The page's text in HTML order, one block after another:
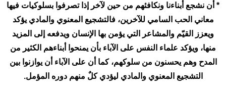
* أن نشجع أبناءنا ونكافئهم من حين لآخر إذا تصرفوا بسلوكيات فيها
معاني الحب السامي للآخرين، فالتشجيع المعنوي والمادي يؤكد
ويعزز القيّم والمشاعر التي يؤمن بها الإنسان ويدفعه إلى المزيد
منها، ويؤكد علماء النفس على الآباء بأن يمنحوا أبناءهم الكثير من
المدح وهم يحسنون من سلوكهم، كما أن على الآباء أن يوازنوا بين
التشجيع المعنوي والمادي ليؤدي كلٌ منهم دوره المؤمل.